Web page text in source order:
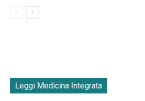
Leggi Medicina Integrata